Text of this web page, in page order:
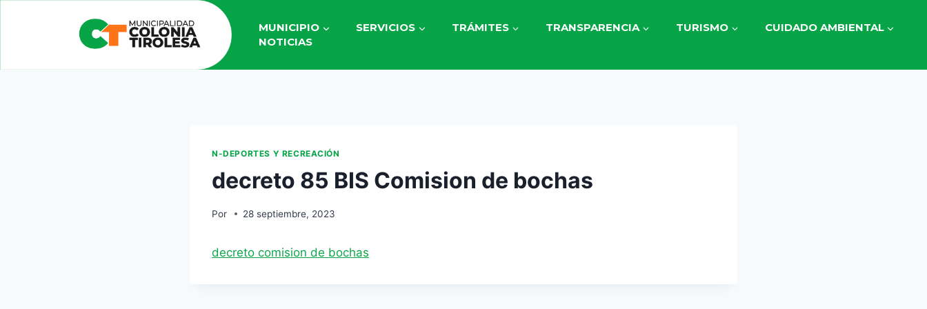
MUNICIPIO SERVICIOS TRÁMITES TRANSPARENCIA TURISMO
CUIDADO AMBIENTAL
NOTICIAS
N-DEPORTES Y RECREACIÓN
decreto 85 BIS Comision de bochas
Por 28 septiembre, 2023
decreto comision de bochas